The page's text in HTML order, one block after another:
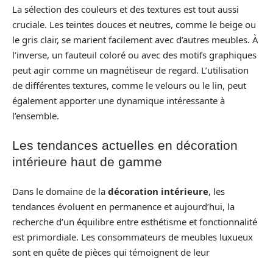
La sélection des couleurs et des textures est tout aussi
cruciale. Les teintes douces et neutres, comme le beige ou
le gris clair, se marient facilement avec d’autres meubles. À
l’inverse, un fauteuil coloré ou avec des motifs graphiques
peut agir comme un magnétiseur de regard. L’utilisation
de différentes textures, comme le velours ou le lin, peut
également apporter une dynamique intéressante à
l’ensemble.
Les tendances actuelles en décoration
intérieure haut de gamme
Dans le domaine de la décoration intérieure, les
tendances évoluent en permanence et aujourd’hui, la
recherche d’un équilibre entre esthétisme et fonctionnalité
est primordiale. Les consommateurs de meubles luxueux
sont en quête de pièces qui témoignent de leur